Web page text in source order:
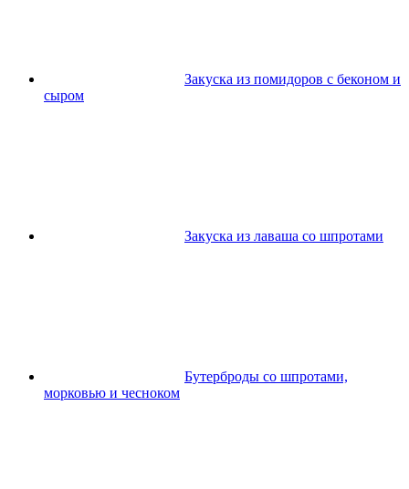
Закуска из помидоров с беконом и
сыром
Закуска из лаваша со шпротами
Бутерброды со шпротами,
морковью и чесноком